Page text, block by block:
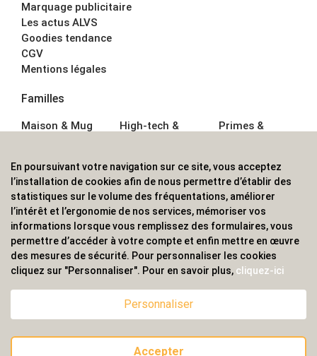
Marquage publicitaire
Les actus ALVS
Goodies tendance
CGV
Mentions légales
Familles
Maison & Mug
Écriture
Bagagerie sacs
High-tech &
Sport &
Outdoor
Enfant
Primes &
Boisson
Textile &
Casquette
Accessoires de
bureau
ALVS, fournisseur d'objets publicitaires, pour les
professionnels. Une implantation nationale, une
couverture internationale.
En poursuivant votre navigation sur ce site, vous acceptez
l’installation de cookies afin de nous permettre d’établir des
statistiques sur le volume des fréquentations, améliorer
l’intérêt et l’ergonomie de nos services, mémoriser vos
informations lorsque vous remplissez des formulaires, vous
permettre d’accéder à votre compte et enfin mettre en œuvre
des mesures de sécurité. Pour personnaliser les cookies
cliquez sur "Personnaliser". Pour en savoir plus, cliquez-ici
Personnaliser
Accepter